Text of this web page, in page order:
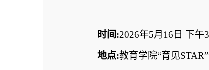
时间 :2026年5月 16 日 下午
地点:教育学院“育见STAR